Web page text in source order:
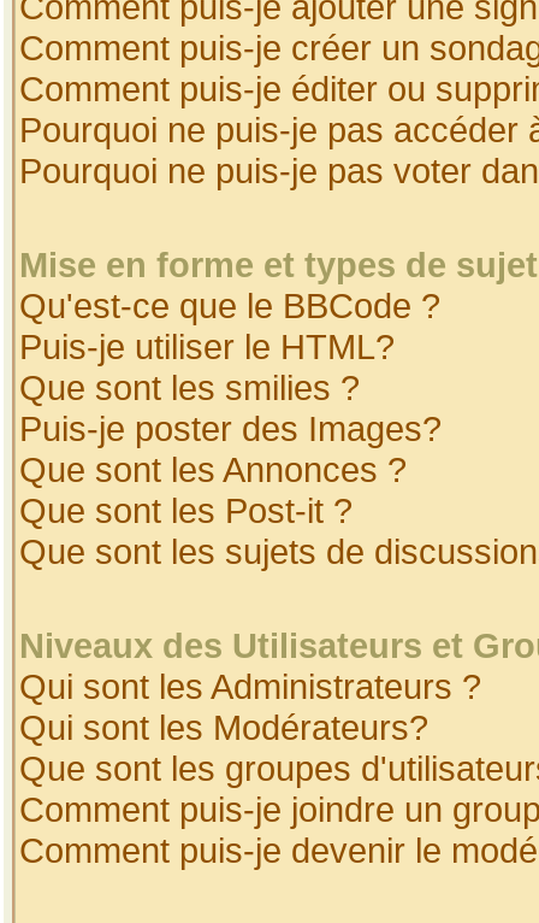
Comment puis-je créer un
Comment puis-je éditer ou
Pourquoi ne puis-je pas accéder
Pourquoi ne puis-je pas voter
Mise en forme et types de
Qu'est-ce que le BBCode ?
Puis-je utiliser le HTML?
Que sont les smilies ?
Puis-je poster des Images?
Que sont les Annonces ?
Que sont les Post-it ?
Que sont les sujets de
Niveaux des Utilisateurs et
Qui sont les Administrateurs ?
Qui sont les Modérateurs?
Que sont les groupes
Comment puis-je joindre un
Comment puis-je devenir le